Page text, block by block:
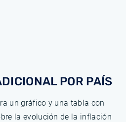
POR PAÍS
un gráfico y una tabla con
la evolución de la inflación